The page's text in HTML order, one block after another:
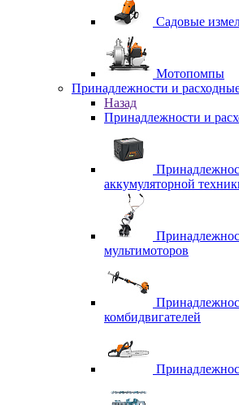
Садовые
Мотопомпы
Принадлежности и
Назад
Принадлежности и
аккумуляторной
мультимоторов
комбидвигателей